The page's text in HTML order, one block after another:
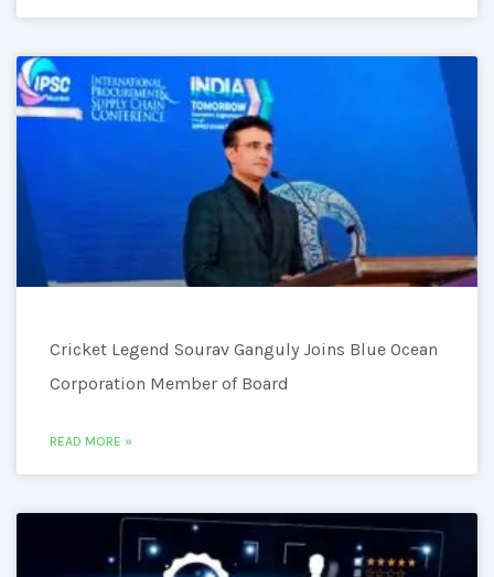
Cricket Legend Sourav Ganguly Joins Blue Ocean
Corporation Member of Board
READ MORE »